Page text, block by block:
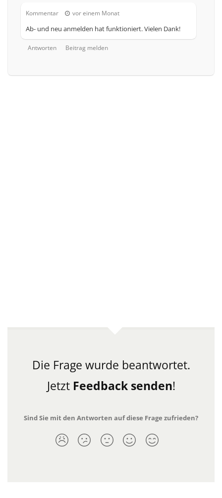
Kommentar vor einem Monat
Ab- und neu anmelden hat funktioniert. Vielen Dank!
Antworten Beitrag melden
Die Frage wurde beantwortet.
Jetzt Feedback senden!
Sind Sie mit den Antworten auf diese Frage zufrieden?